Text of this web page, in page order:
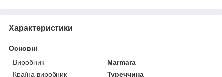
Характеристики
Основні
Виробник
Marmara
Країна виробник
Туреччина